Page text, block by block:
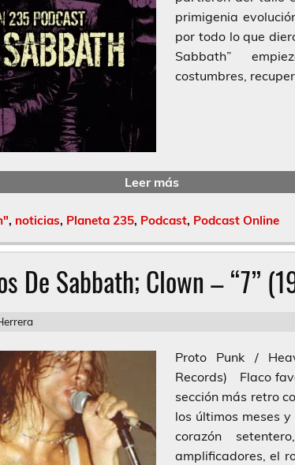
primigenia
por todo lo que
Sabbath”
costumbres,
Leer más
, noticias, Planeta 235, Podcast, Podcast Online
De Sabbath; Clown – “7”
Proto Punk /
Records) Flaco
sección más retro
los últimos meses
corazón
amplificadores, el